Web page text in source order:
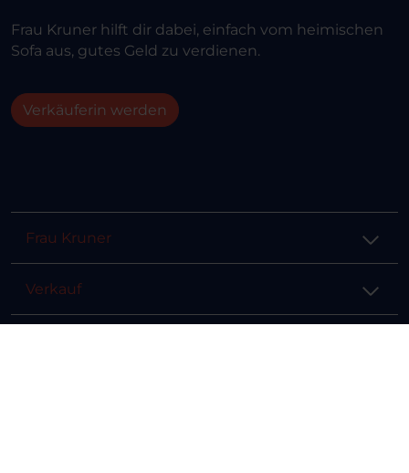
Frau Kruner hilft dir dabei, einfach vom heimischen
Sofa aus, gutes Geld zu verdienen.
Verkäuferin werden
Frau Kruner
Verkauf